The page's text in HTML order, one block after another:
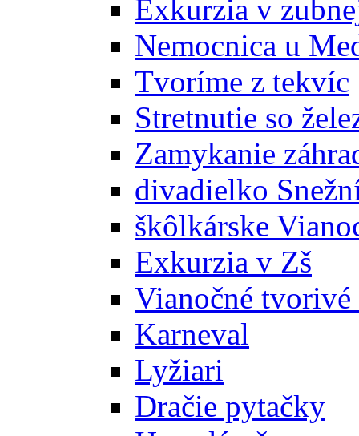
Exkurzia v
Nemocnica u
Tvoríme z tekvíc
Stretnutie so
Zamykanie
divadielko
škôlkárske
Exkurzia v Zš
Vianočné tvorivé
Karneval
Lyžiari
Dračie pytačky